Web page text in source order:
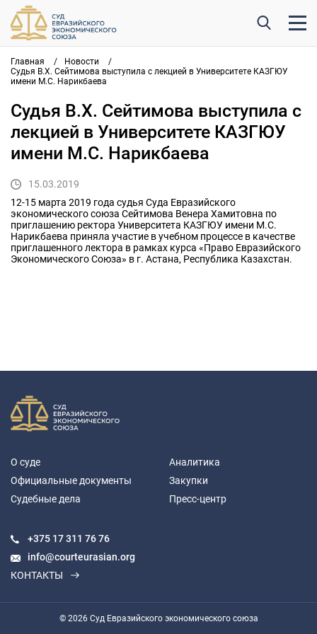
Главная / Новости
/
Судья В.Х. Сейтимова выступила с лекцией в Университете КАЗГЮУ
имени М.С. Нарикбаева
Судья В.Х. Сейтимова выступила с
лекцией в Университете КАЗГЮУ
имени М.С. Нарикбаева
15.03.2019
12-15 марта 2019 года судья Суда Евразийского
экономического союза Сейтимова Венера Хамитовна по
приглашению ректора Университета КАЗГЮУ имени М.С.
Нарикбаева приняла участие в учебном процессе в качестве
приглашенного лектора в рамках курса «Право Евразийского
Экономического Союза» в г. Астана, Республика Казахстан.
О суде
Официальные документы
Судебные дела
Аналитика
Закупки
Пресс-центр
+375 17311 76 76
info@courteurasian.org
КОНТАКТЫ
© 2026 Суд Евразийского экономического союза